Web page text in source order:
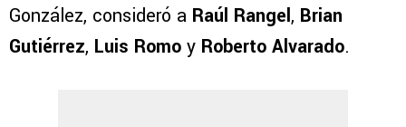
González, consideró a Raúl Rangel, Brian
Gutiérrez, Luis Romo y Roberto Alvarado.